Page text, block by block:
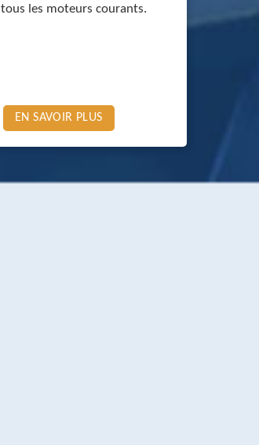
tous les moteurs courants.
EN SAVOIR PLUS